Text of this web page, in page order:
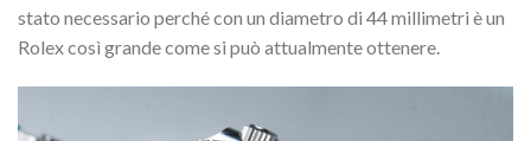
stato necessario perché con un diametro di 44 millimetri è un
Rolex così grande come si può attualmente ottenere.